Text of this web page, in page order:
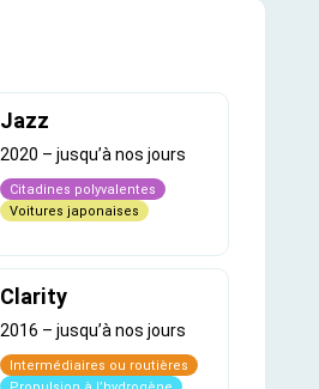
Jazz
2020 –jusqu’à nos jours
Citadines polyvalentes
Voitures japonaises
Clarity
2016 –jusqu’à nos jours
Intermédiaires ou routières